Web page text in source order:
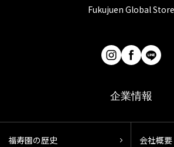
Fukujuen Global Store
企業情報
福寿園の歴史 会社概要